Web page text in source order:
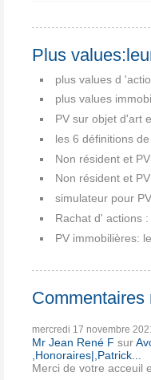
Plus
plus values d
plus values
PV sur objet d'art
les 6 définitions
Non résident et
Non résident et
simulateur pour
Rachat d' actions
PV immobilières:
Commentaires
mercredi 17 novembre
Mr Jean René F sur
,Honoraires|,Patrick...
Merci de votre acceuil